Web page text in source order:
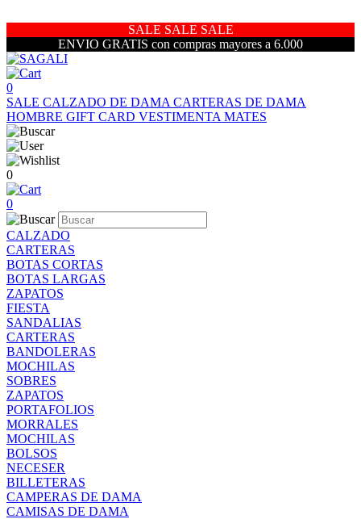
SALE SALE SALE
ENVIO GRATIS con compras mayores a 6.000
0
SALE CALZADO DE DAMA CARTERAS DE DAMA
HOMBRE GIFT CARD VESTIMENTA MATES
0
0
CALZADO
CARTERAS
BOTAS CORTAS
BOTAS LARGAS
ZAPATOS
FIESTA
SANDALIAS
CARTERAS
BANDOLERAS
MOCHILAS
SOBRES
ZAPATOS
PORTAFOLIOS
MORRALES
MOCHILAS
BOLSOS
NECESER
BILLETERAS
CAMPERAS DE DAMA
CAMISAS DE DAMA